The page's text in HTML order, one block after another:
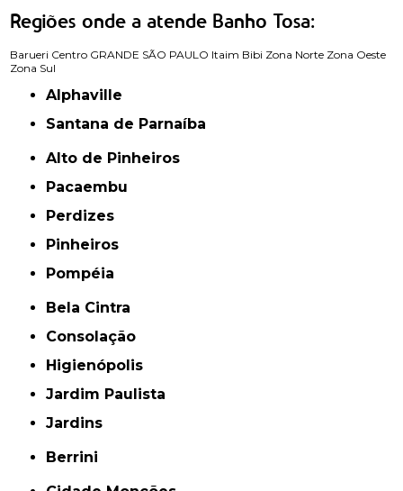
Regiões onde a atende Banho Tosa:
Barueri Centro GRANDE SÃO PAULO Itaim Bibi Zona Norte Zona Oeste
Zona Sul
Alphaville
Santana de Parnaíba
Alto de Pinheiros
Pacaembu
Perdizes
Pinheiros
Pompéia
Bela Cintra
Consolação
Higienópolis
Jardim Paulista
Jardins
Berrini